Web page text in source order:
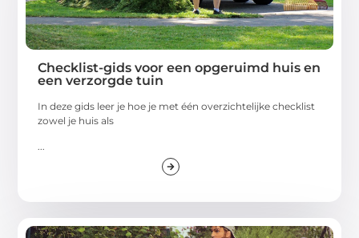
Checklist-gids voor een opgeruimd huis en
een verzorgde tuin
In deze gids leer je hoe je met één overzichtelijke checklist
zowel je huis als
...